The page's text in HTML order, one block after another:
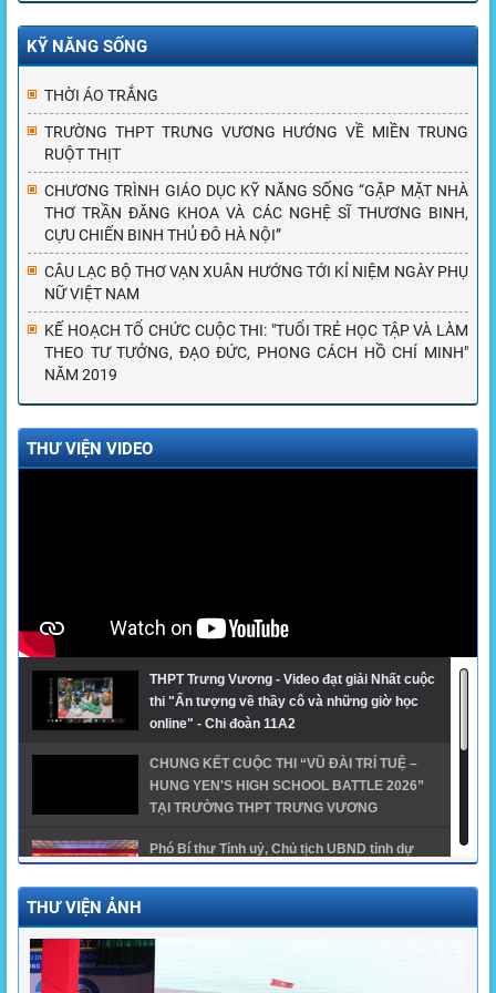
KỸ NĂNG SỐNG
THỜI ÁO TRẮNG
TRƯỜNG THPT TRƯNG VƯƠNG HƯỚNG VỀ MIỀN TRUNG
RUỘT THỊT
CHƯƠNG TRÌNH GIÁO DỤC KỸ NĂNG SỐNG “GẶP MẶT NHÀ
THƠ TRẦN ĐĂNG KHOA VÀ CÁC NGHỆ SĨ THƯƠNG BINH,
CỰU CHIẾN BINH THỦ ĐÔ HÀ NỘI”
CÂU LẠC BỘ THƠ VẠN XUÂN HƯỚNG TỚI KỈ NIỆM NGÀY PHỤ
NỮ VIỆT NAM
KẾ HOẠCH TỔ CHỨC CUỘC THI: "TUỔI TRẺ HỌC TẬP VÀ LÀM
THEO TƯ TƯỞNG, ĐẠO ĐỨC, PHONG CÁCH HỒ CHÍ MINH"
NĂM 2019
THƯ VIỆN VIDEO
THPT Trưng Vương - Video đạt giải Nhất cuộc
thi "Ấn tượng về thầy cô và những giờ học
online" - Chi đoàn 11A2
CHUNG KẾT CUỘC THI “VŨ ĐÀI TRÍ TUỆ –
HUNG YEN'S HIGH SCHOOL BATTLE 2026”
TẠI TRƯỜNG THPT TRƯNG VƯƠNG
Phó Bí thư Tỉnh uỷ, Chủ tịch UBND tỉnh dự
2024 - THPT Trưng Vương
THƯ VIỆN ẢNH